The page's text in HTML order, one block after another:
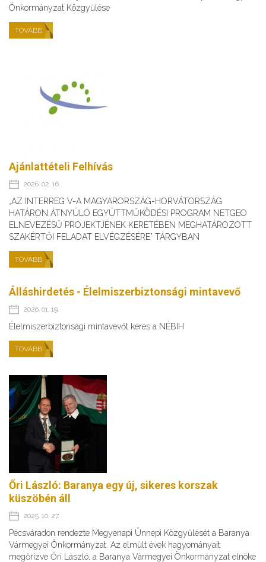
Önkormányzat Közgyűlése
TOVÁBB
Ajánlattételi Felhívás
2026. 02. 16.
„AZ INTERREG V-A MAGYARORSZÁG-HORVÁTORSZÁG
HATÁRON ÁTNYÚLÓ EGYÜTTMŰKÖDÉSI PROGRAM NETGEO
ELNEVEZÉSŰ PROJEKTJÉNEK KERETÉBEN MEGHATÁROZOTT
SZAKÉRTŐI FELADAT ELVÉGZÉSÉRE” TÁRGYBAN
TOVÁBB
Álláshirdetés - Élelmiszerbiztonsági mintavevő
2026. 01. 19.
Élelmiszerbiztonsági mintavevőt keres a NÉBIH
TOVÁBB
Őri László: Baranya egy új, sikeres korszak
küszöbén áll
2025. 10. 27.
Pécsváradon rendezte Megyenapi Ünnepi Közgyűlését a Baranya
Vármegyei Önkormányzat. Az elmúlt évek hagyományait
megőrizve Őri László, a Baranya Vármegyei Önkormányzat elnöke